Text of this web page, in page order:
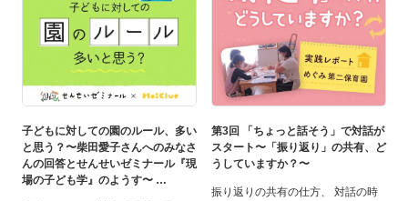
子どもに対しての園のルール、多い
と思う？〜柴田愛子さんへのみなさ
んの回答とせんせいゼミナール『現
場の子ども学』のようす〜
第3回 「ちょっと話そう」で対話が
スタート〜「振り返り」の共有、ど
うしていますか？〜
振り返りの共有の仕方、 対話の時